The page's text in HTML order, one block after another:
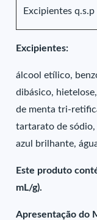
Excipientes q.s.p
Excipientes:
álcool etílico,
dibásico,
de menta tri-
tartarato de
azul brilhante,
Este produto
mL/g).
Apresentação do